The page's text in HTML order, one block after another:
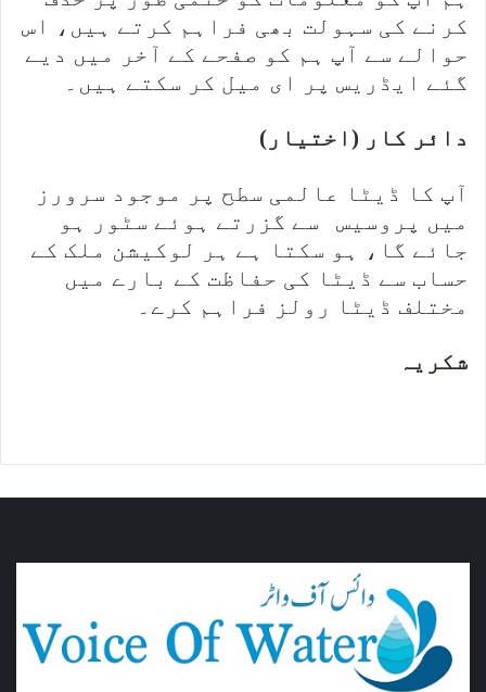
کرنے کی سہولت بھی فراہم کرتے ہیں، اس
حوالے سے آپ ہم کو صفحے کے آخر میں دیے
گئے ایڈریس پر ای میل کر سکتے ہیں۔
دائر کار (اختیار)
آپ کا ڈیٹا عالمی سطح پر موجود سرورز
میں پروسیس سے گزرتے ہوئے سٹور ہو
جائے گا، ہو سکتا ہے ہر لوکیشن ملک کے
حساب سے ڈیٹا کی حفاظت کے بارے میں
مختلف ڈیٹا رولز فراہم کرے۔
شکریہ